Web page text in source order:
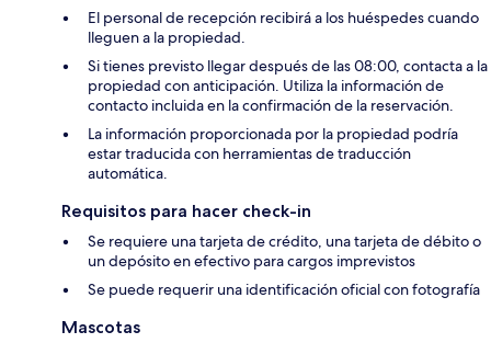
El personal de recepción recibirá a los huéspedes cuando
lleguen a la propiedad.
Si tienes previsto llegar después de las 08:00, contacta a la
propiedad con anticipación. Utiliza la información de
contacto incluida en la confirmación de la reservación.
La información proporcionada por la propiedad podría
estar traducida con herramientas de traducción
automática.
Requisitos para hacer check-in
Se requiere una tarjeta de crédito, una tarjeta de débito o
un depósito en efectivo para cargos imprevistos
Se puede requerir una identificación oficial con fotografía
Mascotas